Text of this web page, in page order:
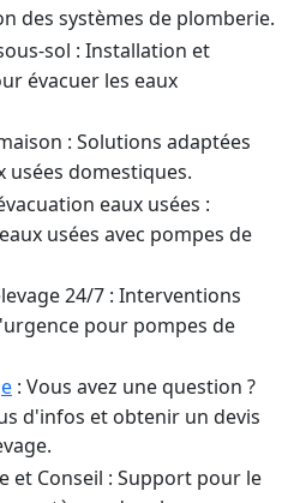
des systèmes de plomberie.
sol : Installation et
évacuer les eaux
: Solutions adaptées
usées domestiques.
eaux usées :
usées avec pompes de
24/7 : Interventions
pour pompes de
: Vous avez une question ?
d'infos et obtenir un devis
et Conseil : Support pour le